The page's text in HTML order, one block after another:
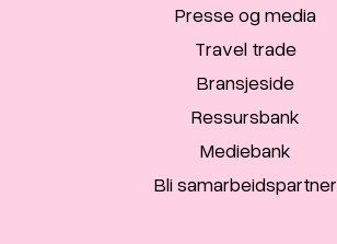
Presse og media
Travel trade
Bransjeside
Ressursbank
Mediebank
Bli samarbeidspartner